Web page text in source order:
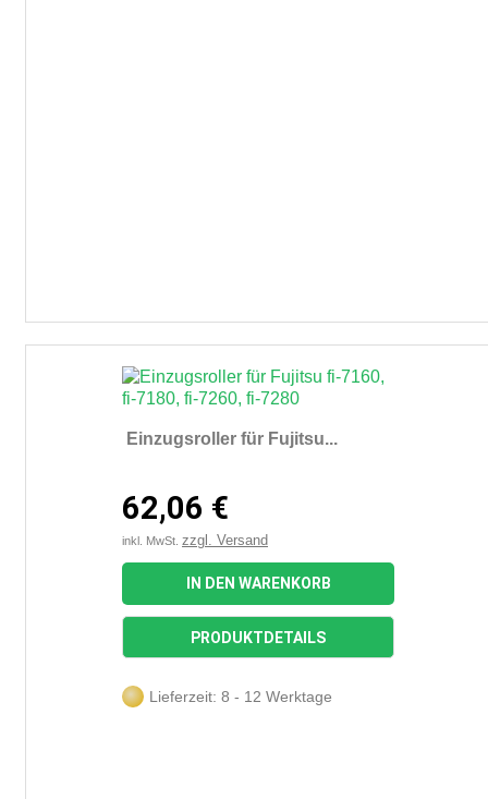
Einzugsroller für Fujitsu...
62,06 €
inkl. MwSt. zzgl. Versand
IN DEN WARENKORB
PRODUKTDETAILS
Lieferzeit: 8 - 12 Werktage